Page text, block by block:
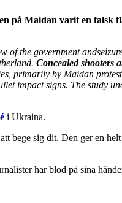
på Maidan varit en falsk
of the government and
Concealed shooters
primarily by Maidan
impact signs. The study
i Ukraina.
bege sig dit. Den ger en
har blod på sina